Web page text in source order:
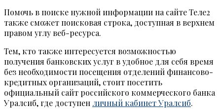
Помочь в поиске нужной информации на сайте Теле2
также сможет поисковая строка, доступная в верхнем
правом углу веб-ресурса.
Тем, кто также интересуется возможностью
получения банковских услуг в удобное для себя время
без необходимости посещения отделений финансово-
кредитных организаций, стоит посетить
официальный сайт российского коммерческого банка
Уралсиб, где доступен личный кабинет Уралсиб.